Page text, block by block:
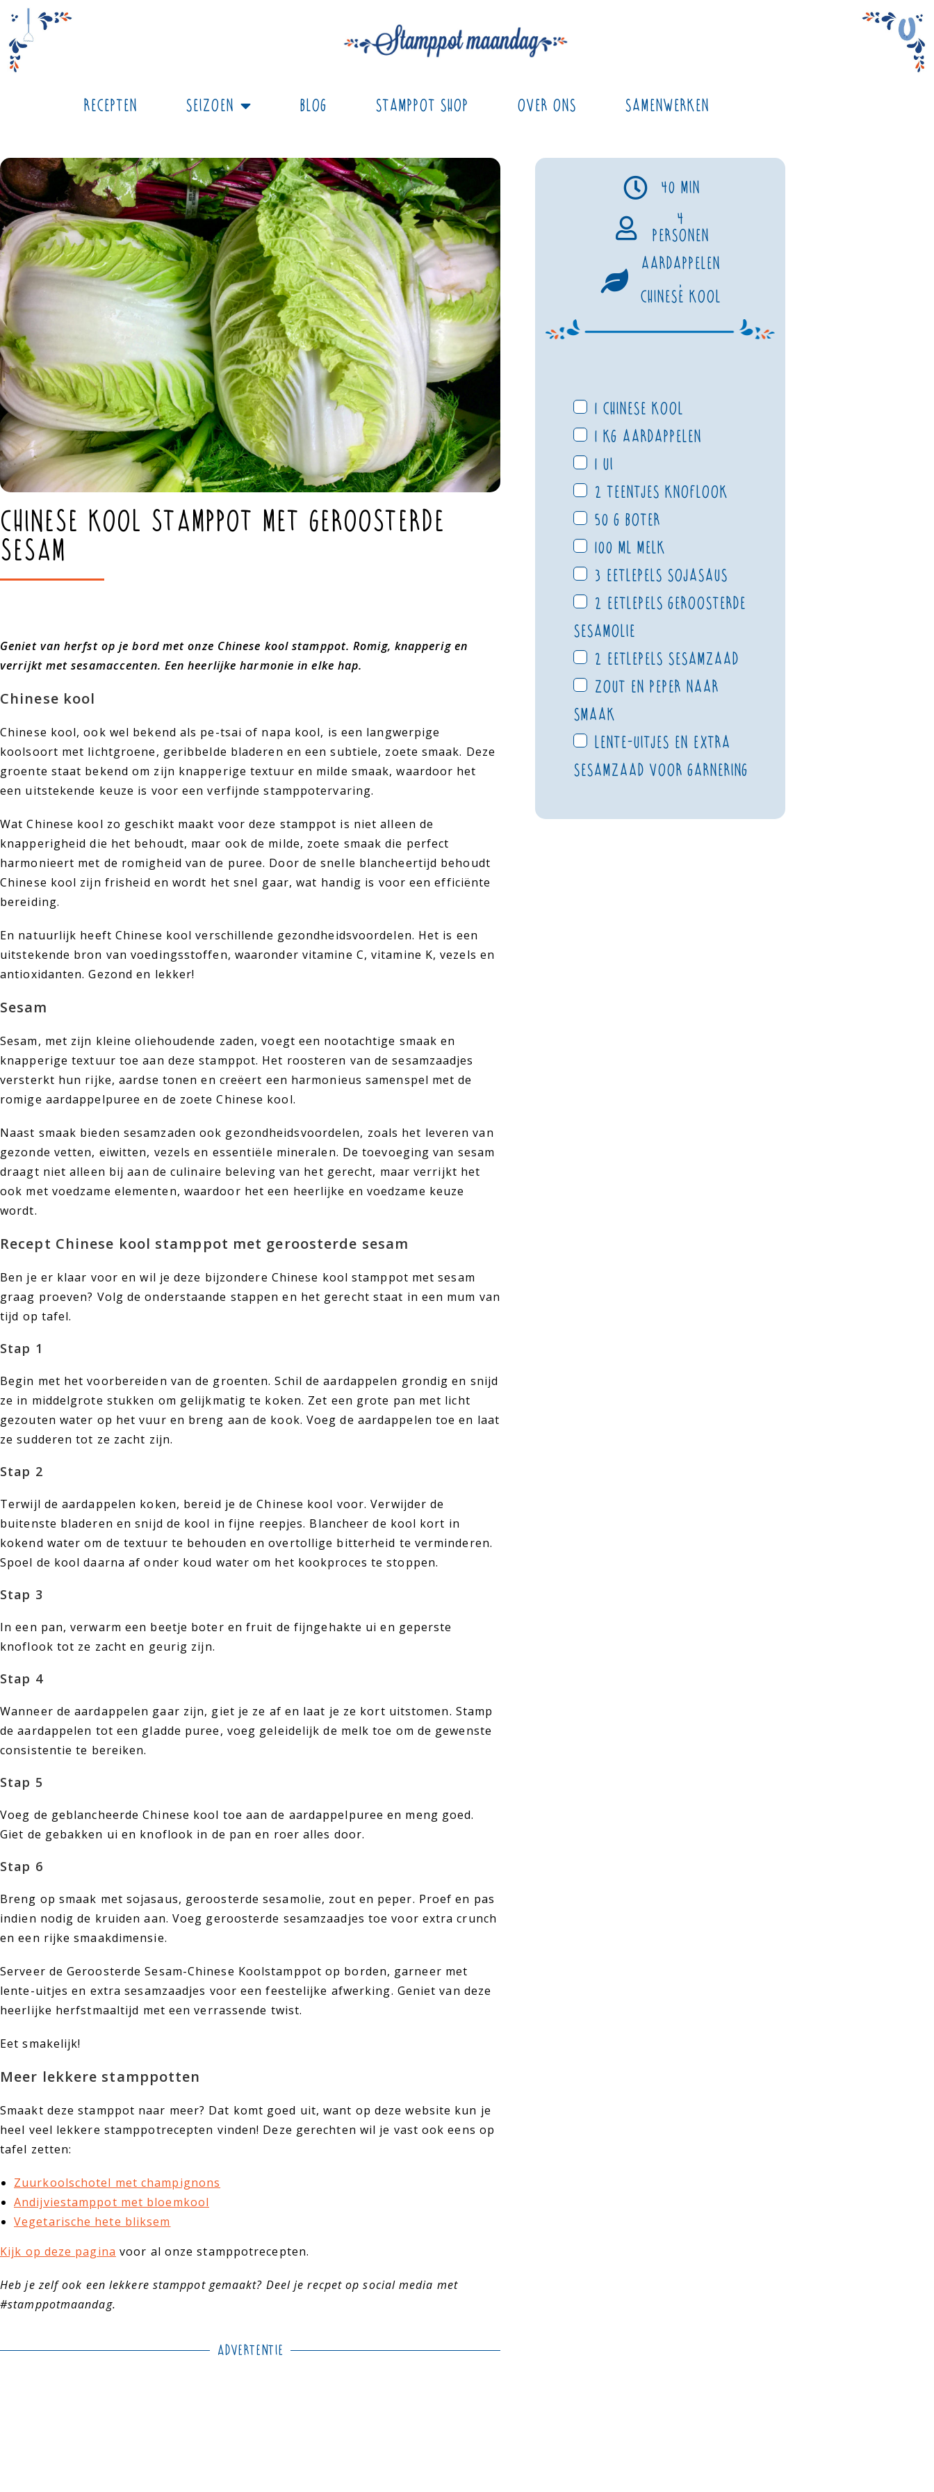
Recepten Seizoen Blog Stamppot Shop Over ons Samenwerken
Chinese kool stamppot met geroosterde
sesam
Geniet van herfst op je bord met onze Chinese kool stamppot. Romig, knapperig en
verrijkt met sesamaccenten. Een heerlijke harmonie in elke hap.
Chinese kool
Chinese kool, ook wel bekend als pe-tsai of napa kool, is een langwerpige
koolsoort met lichtgroene, geribbelde bladeren en een subtiele, zoete smaak. Deze
groente staat bekend om zijn knapperige textuur en milde smaak, waardoor het
een uitstekende keuze is voor een verfijnde stamppotervaring.
Wat Chinese kool zo geschikt maakt voor deze stamppot is niet alleen de
knapperigheid die het behoudt, maar ook de milde, zoete smaak die perfect
harmonieert met de romigheid van de puree. Door de snelle blancheertijd behoudt
Chinese kool zijn frisheid en wordt het snel gaar, wat handig is voor een efficiënte
bereiding.
En natuurlijk heeft Chinese kool verschillende gezondheidsvoordelen. Het is een
uitstekende bron van voedingsstoffen, waaronder vitamine C, vitamine K, vezels en
antioxidanten. Gezond en lekker!
Sesam
Sesam, met zijn kleine oliehoudende zaden, voegt een nootachtige smaak en
knapperige textuur toe aan deze stamppot. Het roosteren van de sesamzaadjes
versterkt hun rijke, aardse tonen en creëert een harmonieus samenspel met de
romige aardappelpuree en de zoete Chinese kool.
Naast smaak bieden sesamzaden ook gezondheidsvoordelen, zoals het leveren van
gezonde vetten, eiwitten, vezels en essentiële mineralen. De toevoeging van sesam
draagt niet alleen bij aan de culinaire beleving van het gerecht, maar verrijkt het
ook met voedzame elementen, waardoor het een heerlijke en voedzame keuze
wordt.
Recept Chinese kool stamppot met geroosterde sesam
Ben je er klaar voor en wil je deze bijzondere Chinese kool stamppot met sesam
graag proeven? Volg de onderstaande stappen en het gerecht staat in een mum van
tijd op tafel.
Stap 1
Begin met het voorbereiden van de groenten. Schil de aardappelen grondig en snijd
ze in middelgrote stukken om gelijkmatig te koken. Zet een grote pan met licht
gezouten water op het vuur en breng aan de kook. Voeg de aardappelen toe en laat
ze sudderen tot ze zacht zijn.
Stap 2
Terwijl de aardappelen koken, bereid je de Chinese kool voor. Verwijder de
buitenste bladeren en snijd de kool in fijne reepjes. Blancheer de kool kort in
kokend water om de textuur te behouden en overtollige bitterheid te verminderen.
Spoel de kool daarna af onder koud water om het kookproces te stoppen.
Stap 3
In een pan, verwarm een beetje boter en fruit de fijngehakte ui en geperste
knoflook tot ze zacht en geurig zijn.
Stap 4
Wanneer de aardappelen gaar zijn, giet je ze af en laat je ze kort uitstomen. Stamp
de aardappelen tot een gladde puree, voeg geleidelijk de melk toe om de gewenste
consistentie te bereiken.
Stap 5
Voeg de geblancheerde Chinese kool toe aan de aardappelpuree en meng goed.
Giet de gebakken ui en knoflook in de pan en roer alles door.
Stap 6
Breng op smaak met sojasaus, geroosterde sesamolie, zout en peper. Proef en pas
indien nodig de kruiden aan. Voeg geroosterde sesamzaadjes toe voor extra crunch
en een rijke smaakdimensie.
Serveer de Geroosterde Sesam-Chinese Koolstamppot op borden, garneer met
lente-uitjes en extra sesamzaadjes voor een feestelijke afwerking. Geniet van deze
heerlijke herfstmaaltijd met een verrassende twist.
Eet smakelijk!
Meer lekkere stamppotten
Smaakt deze stamppot naar meer? Dat komt goed uit, want op deze website kun je
heel veel lekkere stamppotrecepten vinden! Deze gerechten wil je vast ook eens op
tafel zetten:
Zuurkoolschotel met champignons
Andijviestamppot met bloemkool
Vegetarische hete bliksem
Kijk op deze pagina voor al onze stamppotrecepten.
Heb je zelf ook een lekkere stamppot gemaakt? Deel je recpet op social media met
#stamppotmaandag.
Advertentie
40 min
4
personen
Aardappelen
,
Chinese kool
1 Chinese kool
1 kg aardappelen
1 ui
2 teentjes knoflook
50 g boter
100 ml melk
3 eetlepels sojasaus
2 eetlepels geroosterde
sesamolie
2 eetlepels sesamzaad
Zout en peper naar
smaak
Lente-uitjes en extra
sesamzaad voor garnering